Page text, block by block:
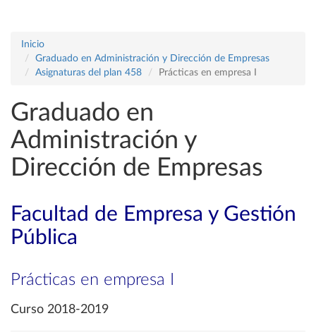
Inicio
Graduado en Administración y Dirección de Empresas
Asignaturas del plan 458
Prácticas en empresa I
Graduado en
Administración y
Dirección de Empresas
Facultad de Empresa y Gestión
Pública
Prácticas en empresa I
Curso 2018-2019